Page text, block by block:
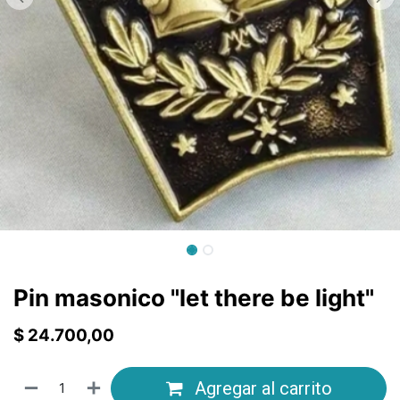
Pin masonico "let there be light"
$ 24.700,00
Agregar al carrito